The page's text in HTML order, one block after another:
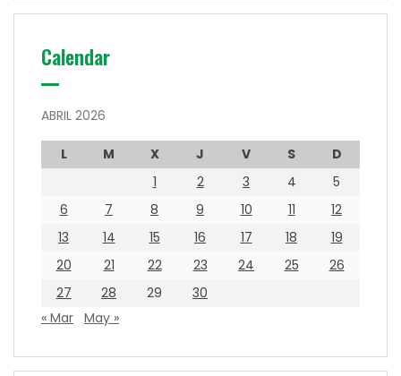
Calendar
ABRIL 2026
L M X J V S
D
1
2 3 4
5
6
7 8 9 10 11
12
13
14 15 16 17 18
19
20
21 22 23 24 25
26
27
28 29
30
« Mar May »